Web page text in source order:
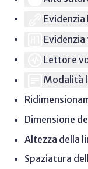
Evidenzia
Lettore
Modalità
Dimensione
Altezza della
Spaziatura